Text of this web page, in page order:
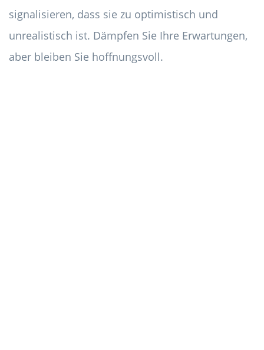
signalisieren, dass sie zu optimistisch und
unrealistisch ist. Dämpfen Sie Ihre Erwartungen,
aber bleiben Sie hoffnungsvoll.